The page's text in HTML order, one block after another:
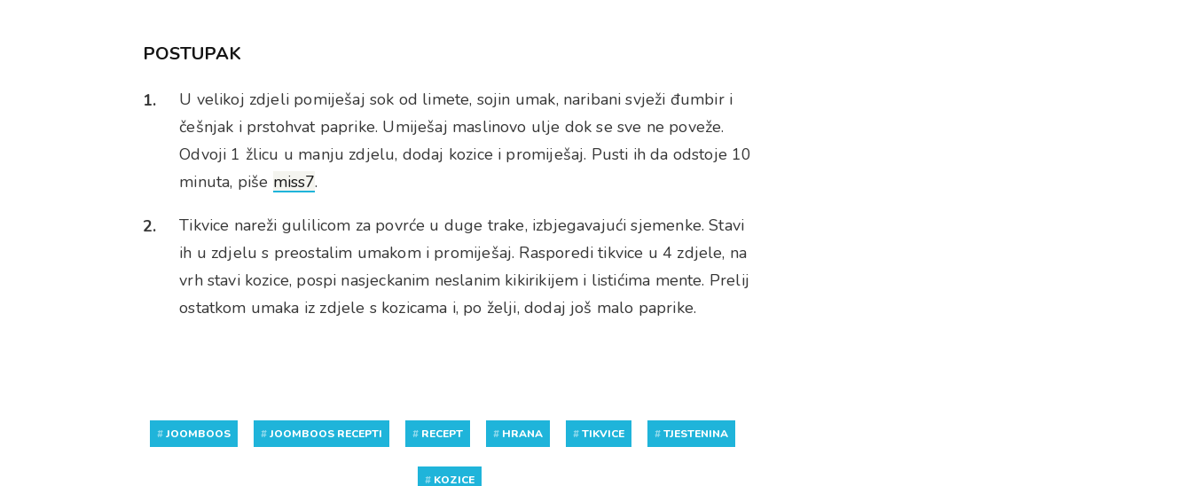
POSTUPAK
U velikoj zdjeli pomiješaj sok od limete, sojin umak, naribani svježi đumbir i
češnjak i prstohvat paprike. Umiješaj maslinovo ulje dok se sve ne poveže.
Odvoji 1 žlicu u manju zdjelu, dodaj kozice i promiješaj. Pusti ih da odstoje 10
minuta, piše miss7.
Tikvice nareži gulilicom za povrće u duge trake, izbjegavajući sjemenke. Stavi
ih u zdjelu s preostalim umakom i promiješaj. Rasporedi tikvice u 4 zdjele, na
vrh stavi kozice, pospi nasjeckanim neslanim kikirikijem i listićima mente. Prelij
ostatkom umaka iz zdjele s kozicama i, po želji, dodaj još malo paprike.
#JOOMBOOS #JOOMBOOS RECEPTI # RECEPT # HRANA #TIKVICE #TJESTENINA
# KOZICE